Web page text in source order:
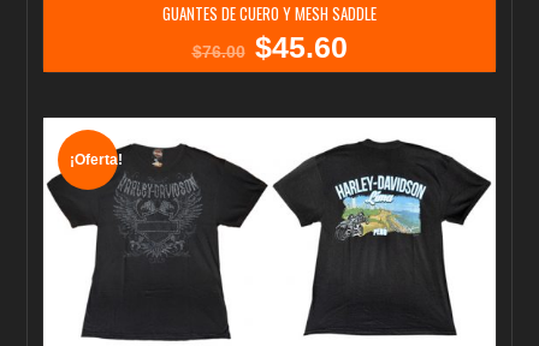
GUANTES DE CUERO Y MESH SADDLE
$76.00
El
$45.60El
¡Oferta!